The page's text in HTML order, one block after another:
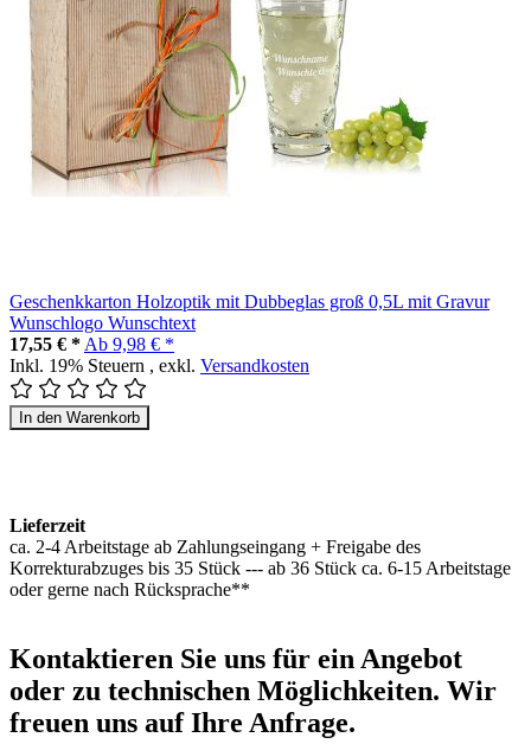
Geschenkkarton Holzoptik mit Dubbeglas groß 0,5L mit Gravur
Wunschlogo Wunschtext
17,55 € * Ab 9,98 € *
Inkl. 19% Steuern , exkl. Versandkosten
In den Warenkorb
Lieferzeit
ca. 2-4 Arbeitstage ab Zahlungseingang + Freigabe des
Korrekturabzuges bis 35 Stück --- ab 36 Stück ca. 6-15 Arbeitstage
oder gerne nach Rücksprache**
Kontaktieren Sie uns für ein Angebot
oder zu technischen Möglichkeiten. Wir
freuen uns auf Ihre Anfrage.